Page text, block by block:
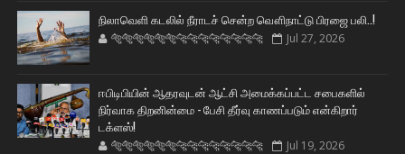
நிலாவெளி கடலில் நீராடச் சென்ற வௌிநாட்டு பிரஜை பலி..!
🐅🐅🐅🐅🐅🐅🐆🐆🐆🐆🐆🐆🐆🐆 Jul 27, 2026
ஈபிடிபியின் ஆதரவுடன் ஆட்சி அமைக்கப்பட்ட சபைகளில்
நிர்வாக திறனின்மை - பேசி தீர்வு காணப்படும் என்கிறார்
டக்ளஸ்!
🐅🐅🐅🐅🐅🐅🐆🐆🐆🐆🐆🐆🐆🐆 Jul 19, 2026